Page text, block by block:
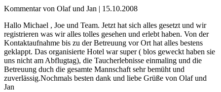
Kommentar von Olaf und Jan | 15.10.2008
Hallo Michael , Joe und Team. Jetzt hat sich alles gesetzt und wir
registrieren was wir alles tolles gesehen und erlebt haben. Von der
Kontaktaufnahme bis zu der Betreuung vor Ort hat alles bestens
geklappt. Das organisierte Hotel war super ( blos geweckt haben sie
uns nicht am Abflugtag), die Taucherlebnisse einmaling und die
Betreuung duch die gesamte Mannschaft sehr bemüht und
zuverlässig.Nochmals besten dank und liebe Grüße von Olaf und
Jan